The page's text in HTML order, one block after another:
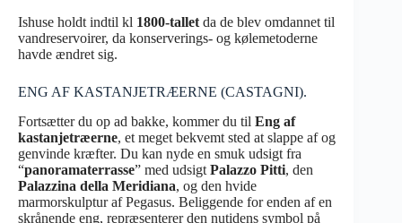
Ishuse holdt indtil kl 1800-tallet da de blev omdannet til
vandreservoirer, da konserverings- og kølemetoderne
havde ændret sig.
ENG AF KASTANJETRÆERNE (CASTAGNI).
Fortsætter du op ad bakke, kommer du til Eng af
kastanjetræerne, et meget bekvemt sted at slappe af og
genvinde kræfter. Du kan nyde en smuk udsigt fra
“panoramaterrasse” med udsigt Palazzo Pitti, den
Palazzina della Meridiana, og den hvide
marmorskulptur af Pegasus. Beliggende for enden af en
skrånende eng, repræsenterer den nutidens symbol på